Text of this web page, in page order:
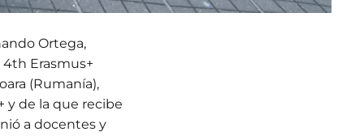
Ortega,
Erasmus+
(Rumanía),
y de la que recibe
a docentes y